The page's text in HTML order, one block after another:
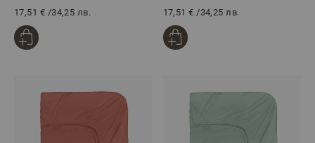
17,51 € /34,25 лв. 17,51 € /34,25 лв.